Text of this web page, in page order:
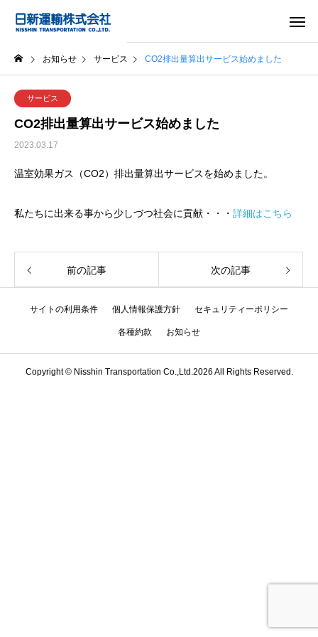
お知らせ サービス CO2排出量算出サービス始めました
サービス
CO2排出量算出サービス始めました
2023.03.17
温室効果ガス（CO2）排出量算出サービスを始めました。
私たちに出来る事から少しづつ社会に貢献・・・ 詳細はこちら
前の記事 次の記事
サイトの利用条件 個人情報保護方針 セキュリティーポリシー
各種約款 お知らせ
Copyright © Nisshin Transportation Co.,Ltd.2026 All Rights Reserved.